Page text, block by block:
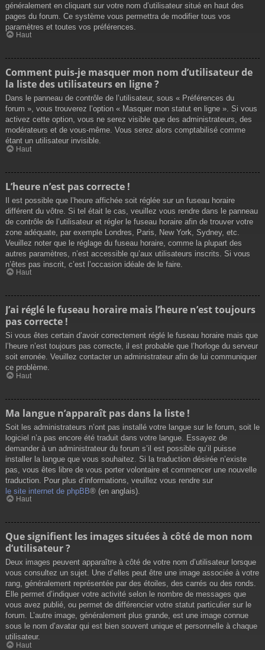
généralement en cliquant sur votre nom d’utilisateur situé en haut des
pages du forum. Ce système vous permettra de modifier tous vos
paramètres et toutes vos préférences.
Haut
Comment puis-je masquer mon nom d’utilisateur de
la liste des utilisateurs en ligne ?
Dans le panneau de contrôle de l’utilisateur, sous « Préférences du
forum », vous trouverez l’option « Masquer mon statut en ligne ». Si vous
activez cette option, vous ne serez visible que des administrateurs, des
modérateurs et de vous-même. Vous serez alors comptabilisé comme
étant un utilisateur invisible.
Haut
L’heure n’est pas correcte !
Il est possible que l’heure affichée soit réglée sur un fuseau horaire
différent du vôtre. Si tel était le cas, veuillez vous rendre dans le panneau
de contrôle de l’utilisateur et régler le fuseau horaire afin de trouver votre
zone adéquate, par exemple Londres, Paris, New York, Sydney, etc.
Veuillez noter que le réglage du fuseau horaire, comme la plupart des
autres paramètres, n’est accessible qu’aux utilisateurs inscrits. Si vous
n’êtes pas inscrit, c’est l’occasion idéale de le faire.
Haut
J’ai réglé le fuseau horaire mais l’heure n’est toujours
pas correcte !
Si vous êtes certain d’avoir correctement réglé le fuseau horaire mais que
l’heure n’est toujours pas correcte, il est probable que l’horloge du serveur
soit erronée. Veuillez contacter un administrateur afin de lui communiquer
ce problème.
Haut
Ma langue n’apparaît pas dans la liste !
Soit les administrateurs n’ont pas installé votre langue sur le forum, soit le
logiciel n’a pas encore été traduit dans votre langue. Essayez de
demander à un administrateur du forum s’il est possible qu’il puisse
installer la langue que vous souhaitez. Si la traduction désirée n’existe
pas, vous êtes libre de vous porter volontaire et commencer une nouvelle
traduction. Pour plus d’informations, veuillez vous rendre sur
le site internet de phpBB® (en anglais).
Haut
Que signifient les images situées à côté de mon nom
d’utilisateur ?
Deux images peuvent apparaître à côté de votre nom d’utilisateur lorsque
vous consultez un sujet. Une d’elles peut être une image associée à votre
rang, généralement représentée par des étoiles, des carrés ou des ronds.
Elle permet d’indiquer votre activité selon le nombre de messages que
vous avez publié, ou permet de différencier votre statut particulier sur le
forum. L’autre image, généralement plus grande, est une image connue
sous le nom d’avatar qui est bien souvent unique et personnelle à chaque
utilisateur.
Haut